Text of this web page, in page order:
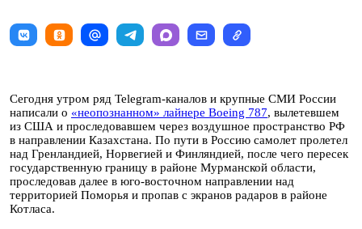
Сегодня утром ряд Telegram-каналов и крупные СМИ России
написали о «неопознанном» лайнере Boeing 787, вылетевшем
из США и проследовавшем через воздушное пространство РФ
в направлении Казахстана. По пути в Россию самолет пролетел
над Гренландией, Норвегией и Финляндией, после чего пересек
государственную границу в районе Мурманской области,
проследовав далее в юго-восточном направлении над
территорией Поморья и пропав с экранов радаров в районе
Котласа.